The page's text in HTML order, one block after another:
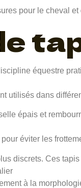
pour le cheval
équestre
utilisés dans
épais et
éviter les
discrets. Ces
à la